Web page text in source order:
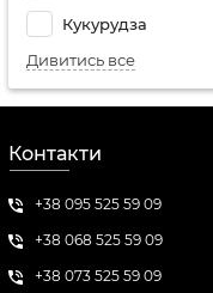
Кукурудза
Дивитись все
Контакти
+38 095 525 59 09
+38 068 525 59 09
+38 073 525 59 09